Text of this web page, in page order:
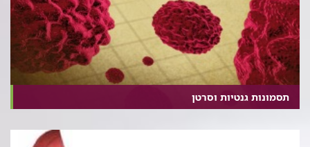
תסמונות גנטיות וסרטן